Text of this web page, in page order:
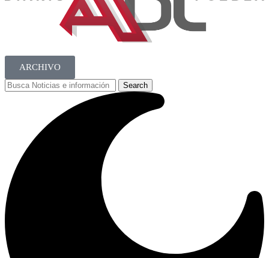
ARCHIVO